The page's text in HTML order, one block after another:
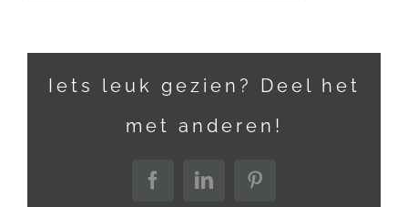
Iets leuk gezien? Deel het
met anderen!
FacebookLinkedInPinterest